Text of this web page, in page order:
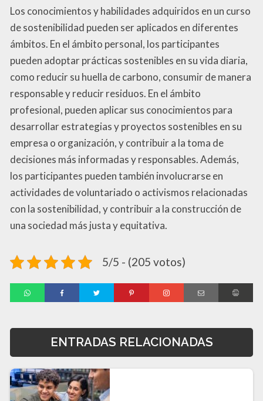
Los conocimientos y habilidades adquiridos en un curso
de sostenibilidad pueden ser aplicados en diferentes
ámbitos. En el ámbito personal, los participantes
pueden adoptar prácticas sostenibles en su vida diaria,
como reducir su huella de carbono, consumir de manera
responsable y reducir residuos. En el ámbito
profesional, pueden aplicar sus conocimientos para
desarrollar estrategias y proyectos sostenibles en su
empresa o organización, y contribuir a la toma de
decisiones más informadas y responsables. Además,
los participantes pueden también involucrarse en
actividades de voluntariado o activismos relacionadas
con la sostenibilidad, y contribuir a la construcción de
una sociedad más justa y equitativa.
5/5 - (205 votos)
ENTRADAS RELACIONADAS